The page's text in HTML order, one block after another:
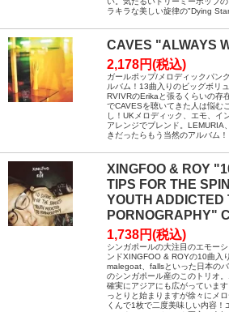
ラキラな美しい旋律の"Dying
CAVES "ALWAYS
2,178円(税込)
ガールポップ/メロディックパン
ルバム！13曲入りのビッグボリ
RVIVRのErikaと張るくらいの存
でCAVESを聴いてきた人は悩む
し！UKメロディック、エモ、イ
アレンジでブレンド。LEMURIA
きだったらもう当然のアルバム！
XINGFOO & ROY
TIPS FOR THE
YOUTH ADDICTED
PORNOGRAPHY"
1,738円(税込)
シンガポールの大注目のエモー
ンドXINGFOO & ROYの10曲入
malegoat、fallsといった日本の
のシンガポール産のこのトリオ
確実にアジアにも広がっていま
っとりと始まりますが徐々にメ
くんで1枚で二度美味しい内容！